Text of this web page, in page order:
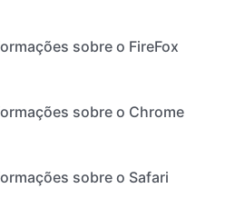
sobre o FireFox
sobre o Chrome
sobre o Safari